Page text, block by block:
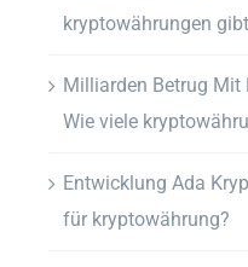
kryptowährungen
Milliarden Betrug Mit
Wie viele
Entwicklung Ada
für kryptowährung?